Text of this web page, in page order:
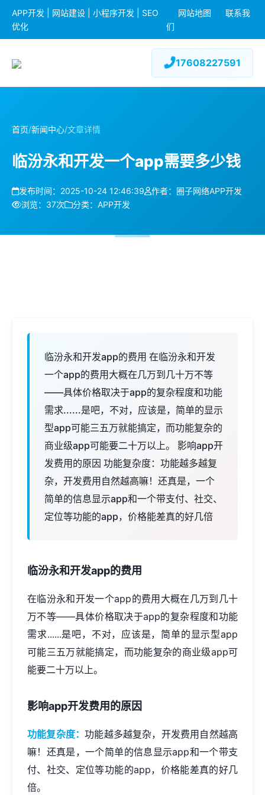
APP开发 | 网站建设 | 小程序开发 | SEO
优化
网站地图
联系我
们
17608227591
首页/新闻中心/文章详情
临汾永和开发一个app需要多少钱
发布时间：2025-10-24 12:46:39
作者：圈子网络APP开发
浏览：37次
分类：APP开发
临汾永和开发app的费用 在临汾永和开发
一个app的费用大概在几万到几十万不等
——具体价格取决于app的复杂程度和功能
需求......是吧，不对，应该是，简单的显示
型app可能三五万就能搞定，而功能复杂的
商业级app可能要二十万以上。 影响app开
发费用的原因 功能复杂度：功能越多越复
杂，开发费用自然越高嘛！还真是，一个
简单的信息显示app和一个带支付、社交、
定位等功能的app，价格能差真的好几倍
临汾永和开发app的费用
在临汾永和开发一个app的费用大概在几万到几十
万不等——具体价格取决于app的复杂程度和功能
需求......是吧，不对，应该是，简单的显示型app
可能三五万就能搞定，而功能复杂的商业级app可
能要二十万以上。
影响app开发费用的原因
功能复杂度：功能越多越复杂，开发费用自然越高
嘛！还真是，一个简单的信息显示app和一个带支
付、社交、定位等功能的app，价格能差真的好几
倍。